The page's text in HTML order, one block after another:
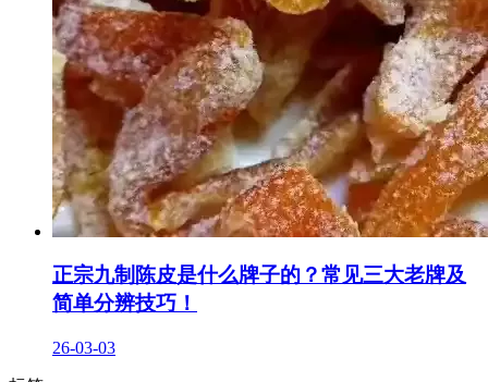
正宗九制陈皮是什么牌子的？常见三大老牌及
简单分辨技巧！
26-03-03